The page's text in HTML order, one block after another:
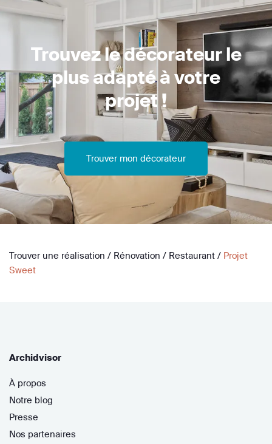
Trouvez le décorateur le
plus adapté à votre
projet !
Trouver mon décorateur
Trouver une réalisation / Rénovation / Restaurant / Projet
Sweet
Archidvisor
À propos
Notre blog
Presse
Nos partenaires